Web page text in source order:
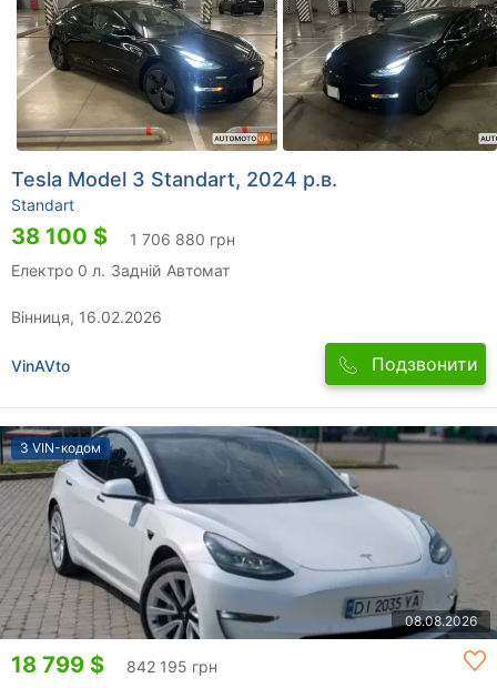
Tesla Model 3 Standart, 2024 р.в.
Standart
38 100 $
1 706 880 грн
Електро 0 л. Задній Автомат
Вінниця, 16.02.2026
VinAVto Подзвонити
З VIN-кодом
08.08.2026
18 799 $ 842 195 грн